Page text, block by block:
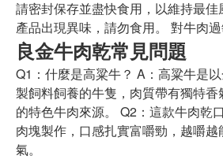
請密封保存並盡快食用，以維持最
產品出現異味，請勿食用。 對牛肉過
良金牛肉乾常見問題
Q1：什麼是高粱牛？ A：高粱牛是
製飼料飼養的牛隻，肉質帶有獨特
的特色牛肉來源。 Q2：這款牛肉乾
肉塊製作，口感扎實富嚼勁，越嚼
氣。